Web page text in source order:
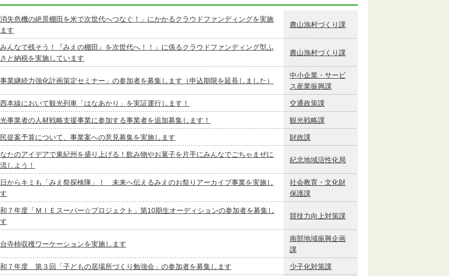
消失危機の絶景棚田を米で次世代へつなぐ！」にかかるクラウドファンディングを実施
す
農山漁村づくり課
みんなで残そう！『みえの棚田』を次世代へ！！」に係るクラウドファンディング型ふ
と納税を実施しています
農山漁村づくり課
事業継続力強化計画策定セミナー」の参加者を募集します（申込期限を延長しました）
中小企業・サービ
ス産業振興課
本線において観光列車「はなあかり」を実証運行します！ 交通政策課
事業者の人材戦略支援事業に参加する事業者を追加募集します！ 観光戦略課
提案予算について、事業案への意見募集を実施します 財政課
たのアイデアで東紀州を盛り上げる！飲み物やお菓子を片手にみんなでごちゃまぜに
しよう！
紀北地域活性化局
からキミも「みえ祭探検隊」！ 未来へ伝えるみえのお祭りアーカイブ事業を実施し
社会教育・文化財
保護課
７年度「ＭＩＥスーパー☆プロジェクト」第10期生オーディションの参加者を募集し
競技力向上対策課
寺柿収穫ワーケーションを実施します
南部地域振興企画
課
７年度 第３回「子どもの居場所づくり勉強会」の参加者を募集します 少子化対策課